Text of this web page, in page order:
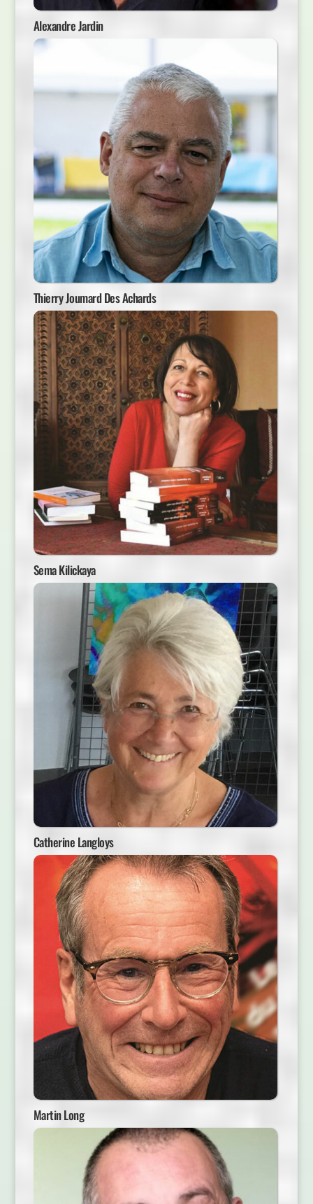
Alexandre Jardin
Thierry Joumard Des Achards
Sema Kilickaya
Catherine Langloys
Martin Long